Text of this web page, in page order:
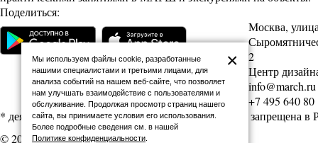
Поделиться:
Москва,
2
Центр
info@march.ru
+7 495 640 80
* деятельность Meta (соцсети Facebook и Instagram) запрещена в
© 2026 Архитектурная школа МАРШ
×
Мы используем файлы cookie, разработанные
нашими специалистами и третьими лицами, для
анализа событий на нашем веб-сайте, что позволяет
нам улучшать взаимодействие с пользователями и
обслуживание. Продолжая просмотр страниц нашего
сайта, вы принимаете условия его использования.
Более подробные сведения см. в нашей
Политике конфиденциальности